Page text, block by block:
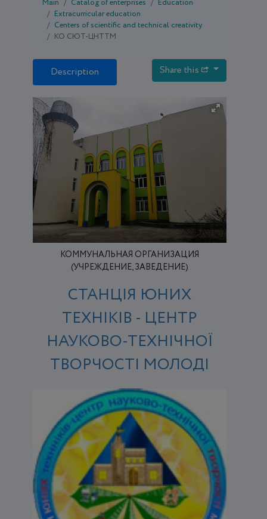
Main Catalog of enterprises
Education
Extracurricular education
Centers of scientific and technical creativity
КО СЮТ-ЦНТТМ
Description Share this
КОММУНАЛЬНАЯ ОРГАНИЗАЦИЯ
(УЧРЕЖДЕНИЕ, ЗАВЕДЕНИЕ)
СТАНЦІЯ ЮНИХ
ТЕХНІКІВ - ЦЕНТР
НАУКОВО-ТЕХНІЧНОЇ
ТВОРЧОСТІ МОЛОДІ